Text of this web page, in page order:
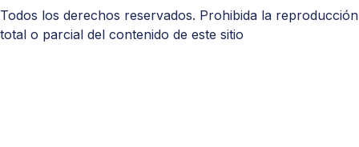
Todos los derechos reservados. Prohibida la reproducción
total o parcial del contenido de este sitio